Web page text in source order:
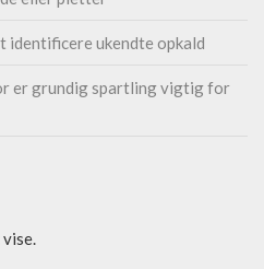
identificere ukendte opkald
er grundig spartling vigtig for